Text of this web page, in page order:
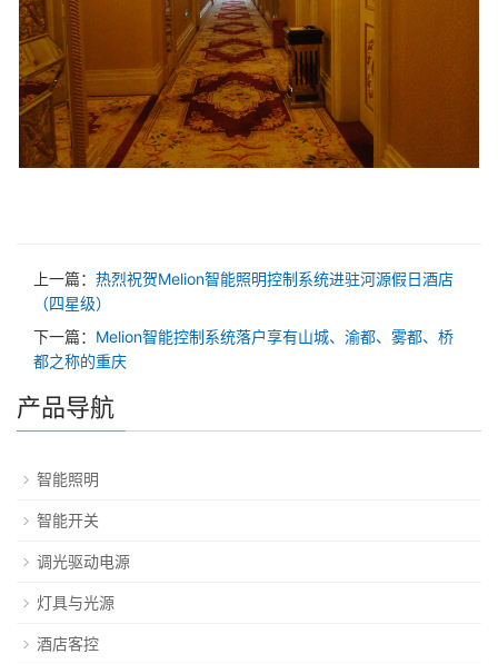
上一篇： 热烈祝贺Melion智能照明控制系统进驻河源假日酒店
（四星级）
下一篇： Melion智能控制系统落户享有山城、渝都、雾都、桥
都之称的重庆
产品导航
智能照明
智能开关
调光驱动电源
灯具与光源
酒店客控